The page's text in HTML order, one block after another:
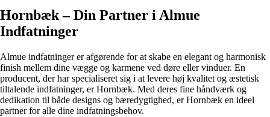
Hornbæk – Din Partner i Almue
Indfatninger
Almue indfatninger er afgørende for at skabe en elegant og harmonisk
finish mellem dine vægge og karmene ved døre eller vinduer. En
producent, der har specialiseret sig i at levere høj kvalitet og æstetisk
tiltalende indfatninger, er Hornbæk. Med deres fine håndværk og
dedikation til både designs og bæredygtighed, er Hornbæk en ideel
partner for alle dine indfatningsbehov.